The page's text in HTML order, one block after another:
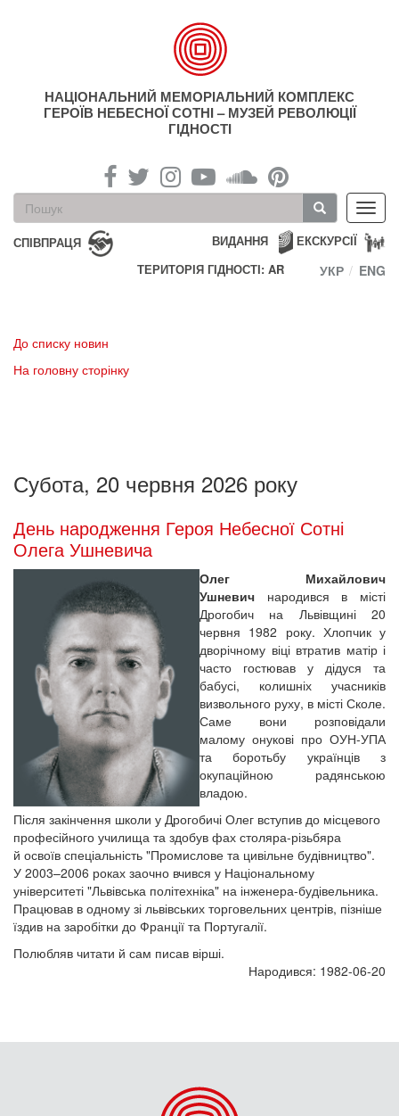
НАЦІОНАЛЬНИЙ МЕМОРІАЛЬНИЙ КОМПЛЕКС
ГЕРОЇВ НЕБЕСНОЇ СОТНІ – МУЗЕЙ РЕВОЛЮЦІЇ
ГІДНОСТІ
Пошукова
форма
Пошук
СПІВПРАЦЯ ЕКСКУРСІЇ
ВИДАННЯ
ТЕРИТОРІЯ ГІДНОСТІ: AR
УКР ENG
До списку новин
На головну сторінку
Субота, 20 червня 2026 року
День народження Героя Небесної Сотні
Олега Ушневича
Олег Михайлович
Ушневич народився в місті
Дрогобич на Львівщині 20
червня 1982 року. Хлопчик у
дворічному віці втратив матір і
часто гостював у дідуся та
бабусі, колишніх учасників
визвольного руху, в місті Сколе.
Саме вони розповідали
малому онукові про ОУН-УПА
та боротьбу українців з
окупаційною радянською
владою.
Після закінчення школи у Дрогобичі Олег вступив до місцевого
професійного училища та здобув фах столяра-різьбяра
й освоїв спеціальність "Промислове та цивільне будівництво".
У 2003–2006 роках заочно вчився у Національному
університеті "Львівська політехніка" на інженера-будівельника.
Працював в одному зі львівських торговельних центрів, пізніше
їздив на заробітки до Франції та Португалії.
Полюбляв читати й сам писав вірші.
Народився: 1982-06-20